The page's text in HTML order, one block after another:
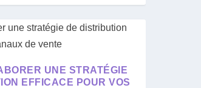
UNE STRATÉGIE
EFFICACE POUR VOS